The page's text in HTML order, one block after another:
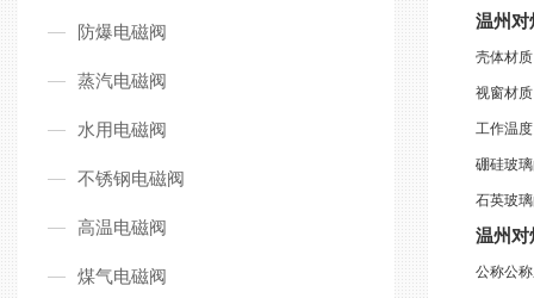
防爆电磁阀
蒸汽电磁阀
水用电磁阀
不锈钢电磁阀
高温电磁阀
煤气电磁阀
温州对
壳体材
视窗材
工作温
硼硅玻
石英玻
温州对
公称公